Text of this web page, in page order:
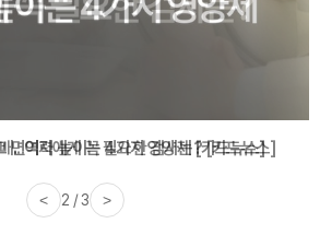
면역력 높이는 4가지 영양제 [카드뉴스]
< 3 / 3 >